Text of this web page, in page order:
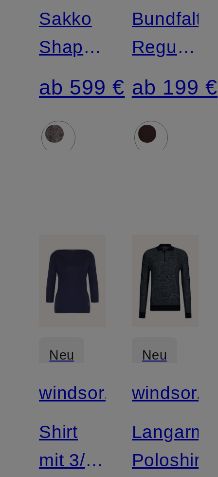
Sakko
Shaped
Fit
ab 599 €
Regular
Fit
ab 199 €
Neu
windsor.
Shirt
mit 3/4-
Neu
windsor.
Langarm-
Poloshirt